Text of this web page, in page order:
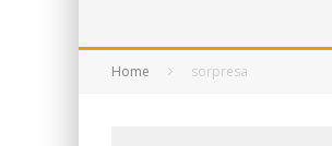
Home sorpresa